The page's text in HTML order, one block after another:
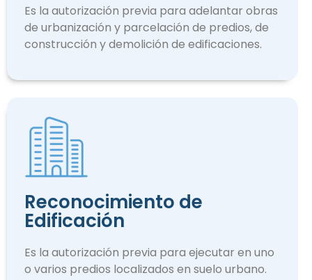
Es la autorización previa para adelantar obras
de urbanización y parcelación de predios, de
construcción y demolición de edificaciones.
Reconocimiento de
Edificación
Es la autorización previa para ejecutar en uno
o varios predios localizados en suelo urbano.